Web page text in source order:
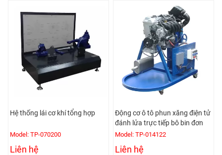
Hệ thống lái cơ khí tổng hợp
Model: TP-070200
Liên hệ
Động cơ ô tô phun xăng điện tử
đánh lửa trực tiếp bô bin đơn
Model: TP-014122
Liên hệ